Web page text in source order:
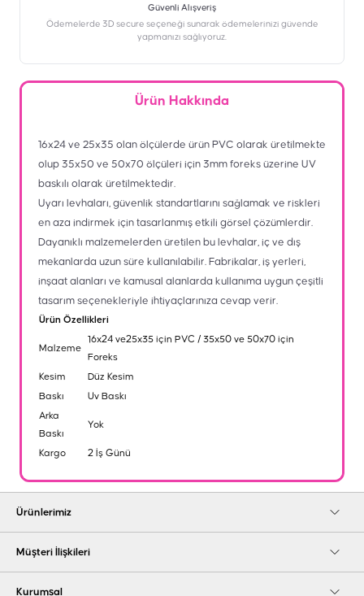
Güvenli Alışveriş
Ödemelerde 3D secure seçeneği sunarak ödemelerinizi güvende
yapmanızı sağlıyoruz.
Ürün Hakkında
16x24 ve 25x35 olan ölçülerde ürün PVC olarak üretilmekte
olup 35x50 ve 50x70 ölçüleri için 3mm foreks üzerine UV
baskılı olarak üretilmektedir.
Uyarı levhaları, güvenlik standartlarını sağlamak ve riskleri
en aza indirmek için tasarlanmış etkili görsel çözümlerdir.
Dayanıklı malzemelerden üretilen bu levhalar, iç ve dış
mekanlarda uzun süre kullanılabilir. Fabrikalar, iş yerleri,
inşaat alanları ve kamusal alanlarda kullanıma uygun çeşitli
tasarım seçenekleriyle ihtiyaçlarınıza cevap verir.
Ürün Özellikleri
Malzeme
16x24 ve25x35 için PVC / 35x50 ve 50x70 için
Foreks
Kesim
Düz Kesim
Baskı
Uv Baskı
Arka
Baskı
Yok
Kargo 2 İş Günü
Ürünlerimiz
Müşteri İlişkileri
Kurumsal